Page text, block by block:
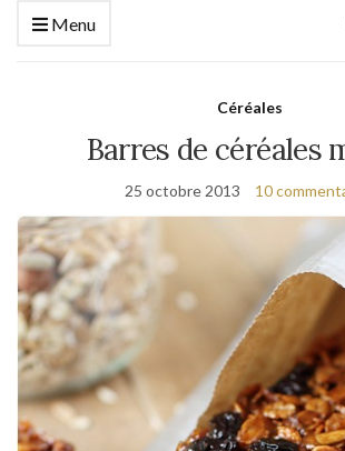
Menu
Céréales
Barres de céréales
25 octobre 2013 10